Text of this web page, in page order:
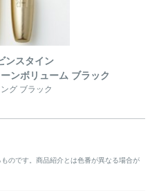
ンスタイン
ンボリューム ブラック
グ ブラック
のです。商品紹介とは色番が異なる場合が